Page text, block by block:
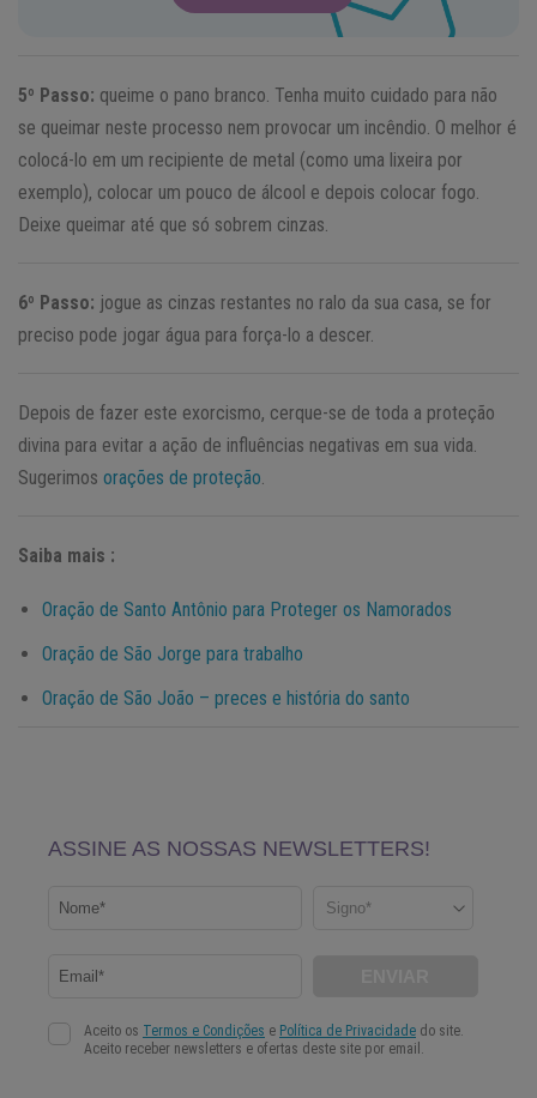
5º Passo: queime o pano branco. Tenha muito cuidado para não
se queimar neste processo nem provocar um incêndio. O melhor é
colocá-lo em um recipiente de metal (como uma lixeira por
exemplo), colocar um pouco de álcool e depois colocar fogo.
Deixe queimar até que só sobrem cinzas.
6º Passo: jogue as cinzas restantes no ralo da sua casa, se for
preciso pode jogar água para força-lo a descer.
Depois de fazer este exorcismo, cerque-se de toda a proteção
divina para evitar a ação de influências negativas em sua vida.
Sugerimos orações de proteção
Saiba mais :
Oração de Santo Antônio para Proteger os Namorados
Oração de São Jorge para trabalho
Oração de São João – preces e história do santo